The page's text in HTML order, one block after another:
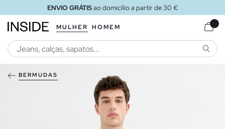
ENVIO GRÁTISao domicílio a partir de 30 €
MULHER HOMEM
BERMUDAS